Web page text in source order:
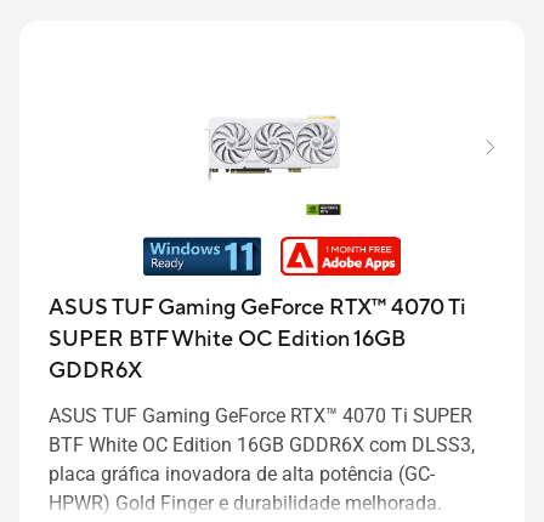
ASUS TUF Gaming GeForce RTX™ 4070 Ti
SUPER BTF White OC Edition 16GB
GDDR6X
ASUS TUF Gaming GeForce RTX™ 4070 Ti SUPER
BTF White OC Edition 16GB GDDR6X com DLSS3,
placa gráfica inovadora de alta potência (GC-
HPWR) Gold Finger e durabilidade melhorada.